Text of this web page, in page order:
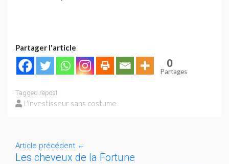
Partager l'article
0
Partages
Tagged repost
L'investisseur sans costume
Article précédent ←
Les cheveux de la Fortune